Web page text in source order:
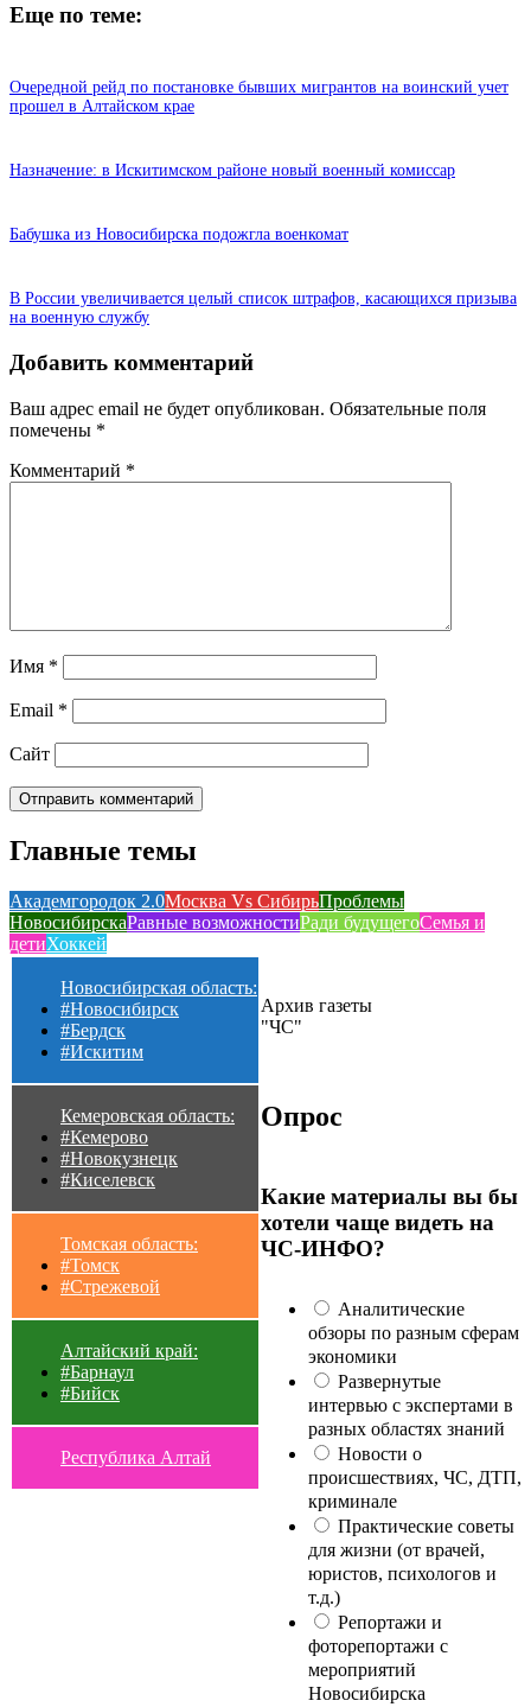
Еще по теме:
Очередной рейд по постановке бывших мигрантов на воинский учет
прошел в Алтайском крае
Назначение: в Искитимском районе новый военный комиссар
Бабушка из Новосибирска подожгла военкомат
В России увеличивается целый список штрафов, касающихся призыва
на военную службу
Добавить комментарий
Ваш адрес email не будет опубликован. Обязательные поля
помечены *
Комментарий *
Имя *
Email *
Сайт
Главные темы
Академгородок 2.0Москва Vs СибирьПроблемы
НовосибирскаРавные возможностиРади будущегоСемья и
детиХоккей
Новосибирская область:
#Новосибирск
#Бердск
#Искитим
Кемеровская область:
#Кемерово
#Новокузнецк
#Киселевск
Томская область:
#Томск
#Стрежевой
Алтайский край:
#Барнаул
#Бийск
Республика Алтай
Архив газеты
"ЧС"
Опрос
Какие материалы вы бы
хотели чаще видеть на
ЧС-ИНФО?
Аналитические
обзоры по разным сферам
экономики
Развернутые
интервью с экспертами в
разных областях знаний
Новости о
происшествиях, ЧС, ДТП,
криминале
Практические советы
для жизни (от врачей,
юристов, психологов и
т.д.)
Репортажи и
фоторепортажи с
мероприятий
Новосибирска